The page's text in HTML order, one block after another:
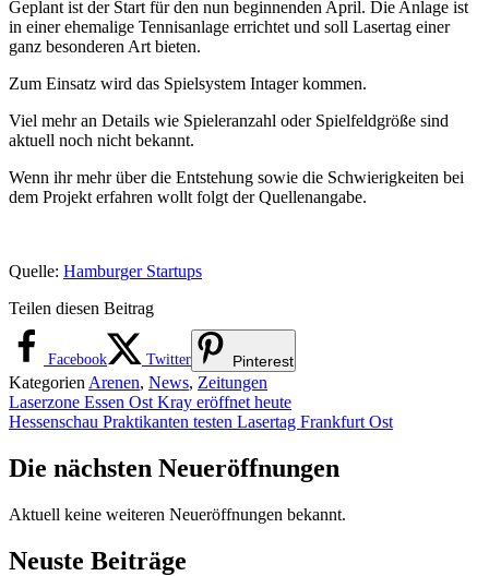
Geplant ist der Start für den nun beginnenden April. Die Anlage ist
in einer ehemalige Tennisanlage errichtet und soll Lasertag einer
ganz besonderen Art bieten.
Zum Einsatz wird das Spielsystem Intager kommen.
Viel mehr an Details wie Spieleranzahl oder Spielfeldgröße sind
aktuell noch nicht bekannt.
Wenn ihr mehr über die Entstehung sowie die Schwierigkeiten bei
dem Projekt erfahren wollt folgt der Quellenangabe.
Quelle: Hamburger Startups
Teilen diesen Beitrag
Facebook Twitter Pinterest
Kategorien Arenen, News, Zeitungen
Laserzone Essen Ost Kray eröffnet heute
Hessenschau Praktikanten testen Lasertag Frankfurt Ost
Die nächsten Neueröffnungen
Aktuell keine weiteren Neueröffnungen bekannt.
Neuste Beiträge